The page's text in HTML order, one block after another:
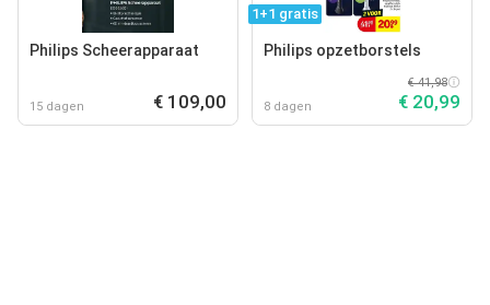
Philips Scheerapparaat
15 dagen € 109,00
1+1 gratis
Philips opzetborstels
8 dagen
€ 41,98
€ 20,99